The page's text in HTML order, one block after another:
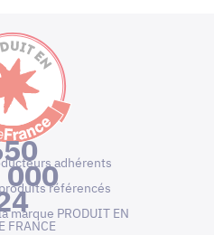
adhérents
référencés
marque PRODUIT EN
FRANCE